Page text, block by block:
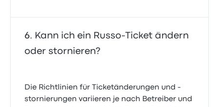
Kann ich ein Russo-Ticket ändern
oder stornieren?
Die Richtlinien für Ticketänderungen und -
stornierungen variieren je nach Betreiber und